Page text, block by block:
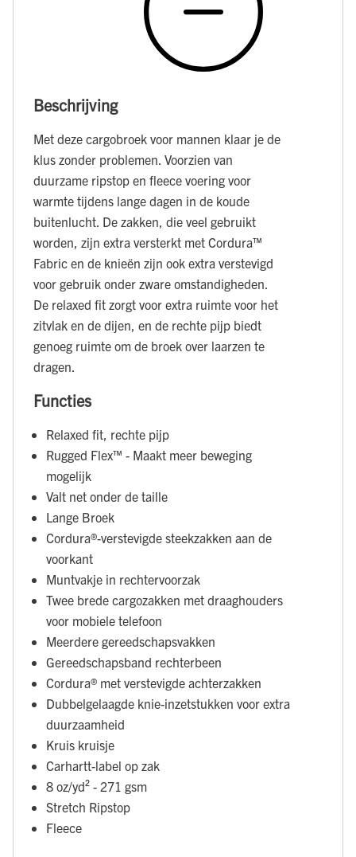
Beschrijving
Met deze cargobroek voor mannen klaar je de
klus zonder problemen. Voorzien van
duurzame ripstop en fleece voering voor
warmte tijdens lange dagen in de koude
buitenlucht. De zakken, die veel gebruikt
worden, zijn extra versterkt met Cordura™
Fabric en de knieën zijn ook extra verstevigd
voor gebruik onder zware omstandigheden.
De relaxed fit zorgt voor extra ruimte voor het
zitvlak en de dijen, en de rechte pijp biedt
genoeg ruimte om de broek over laarzen te
dragen.
Functies
Relaxed fit, rechte pijp
Rugged Flex™ - Maakt meer beweging
mogelijk
Valt net onder de taille
Lange Broek
Cordura®-verstevigde steekzakken aan de
voorkant
Muntvakje in rechtervoorzak
Twee brede cargozakken met draaghouders
voor mobiele telefoon
Meerdere gereedschapsvakken
Gereedschapsband rechterbeen
Cordura® met verstevigde achterzakken
Dubbelgelaagde knie-inzetstukken voor extra
duurzaamheid
Kruis kruisje
Carhartt-label op zak
8 oz/yd² - 271 gsm
Stretch Ripstop
Fleece